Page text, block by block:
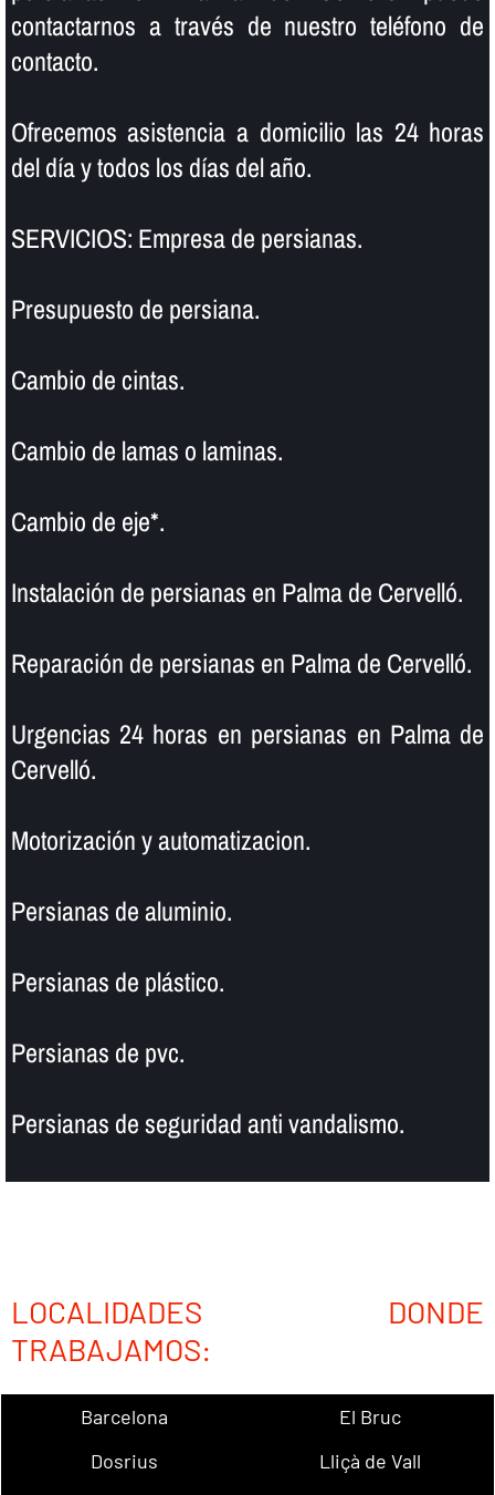
contactarnos a través de nuestro teléfono de
contacto.
Ofrecemos asistencia a domicilio las 24 horas
del dí­a y todos los dí­as del año.
SERVICIOS: Empresa de persianas.
Presupuesto de persiana.
Cambio de cintas.
Cambio de lamas o laminas.
Cambio de eje*.
Instalación de persianas en Palma de Cervelló.
Reparación de persianas en Palma de Cervelló.
Urgencias 24 horas en persianas en Palma de
Cervelló.
Motorización y automatizacion.
Persianas de aluminio.
Persianas de plástico.
Persianas de pvc.
Persianas de seguridad anti vandalismo.
LOCALIDADES DONDE
TRABAJAMOS:
Barcelona
El Bruc
Dosrius
Lliçà de Vall